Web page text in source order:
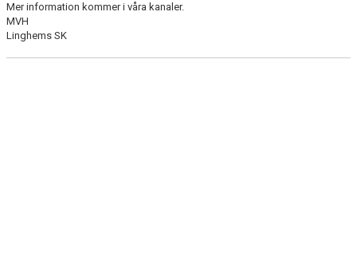
DOKUMENT
KONTAKT
Mer information kommer i våra kanaler.
MVH
Linghems SK